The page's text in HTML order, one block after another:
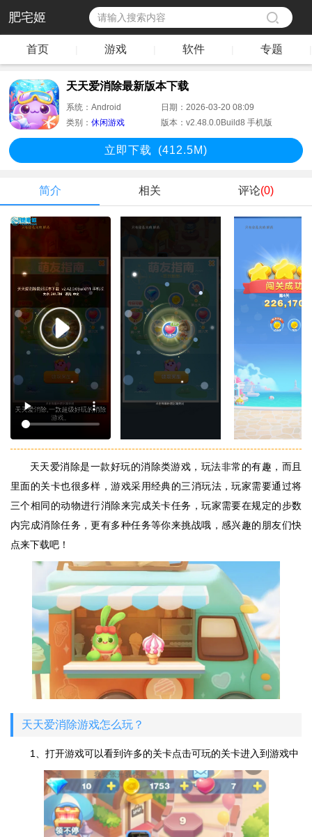
肥宅姬
首页 游戏 软件 专题
天天爱消除最新版本下载
系统：Android 日期：2026-03-20 08:09
类别：休闲游戏 版本：v2.48.0.0Build8 手机版
立即下载 (412.5M)
简介 相关 评论(0)
天天爱消除是一款好玩的消除类游戏，玩法非常的有趣，而且
里面的关卡也很多样，游戏采用经典的三消玩法，玩家需要通过将
三个相同的动物进行消除来完成关卡任务，玩家需要在规定的步数
内完成消除任务，更有多种任务等你来挑战哦，感兴趣的朋友们快
点来下载吧！
天天爱消除游戏怎么玩？
1、打开游戏可以看到许多的关卡点击可玩的关卡进入到游戏中